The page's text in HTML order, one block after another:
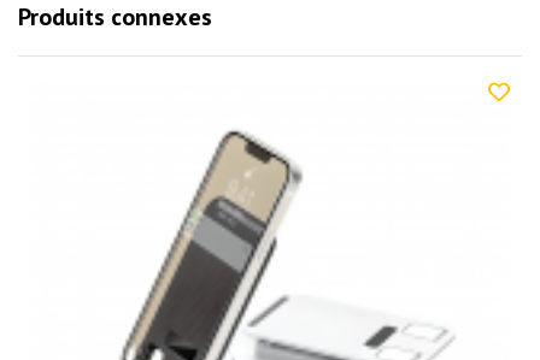
Produits connexes